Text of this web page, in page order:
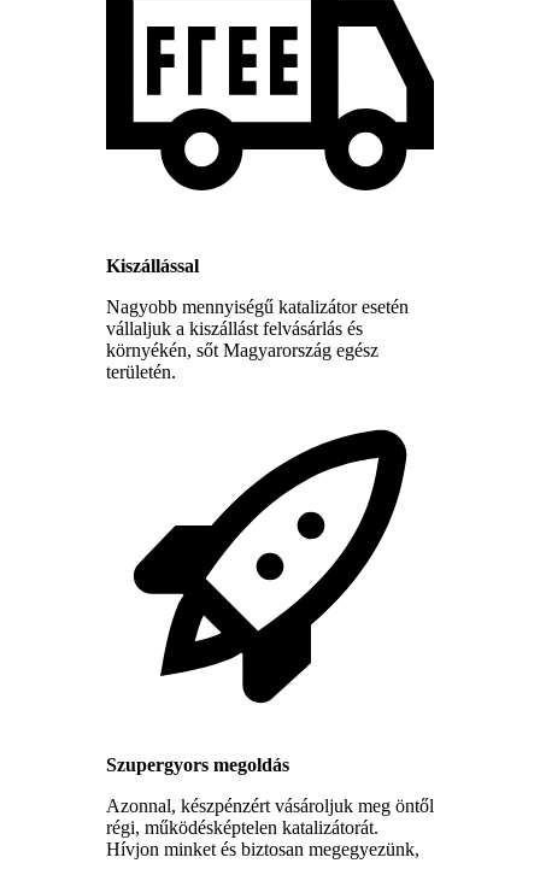
Kiszállással
Nagyobb mennyiségű katalizátor esetén
vállaljuk a kiszállást felvásárlás és
környékén, sőt Magyarország egész
területén.
Szupergyors megoldás
Azonnal, készpénzért vásároljuk meg öntől
régi, működésképtelen katalizátorát.
Hívjon minket és biztosan megegyezünk,